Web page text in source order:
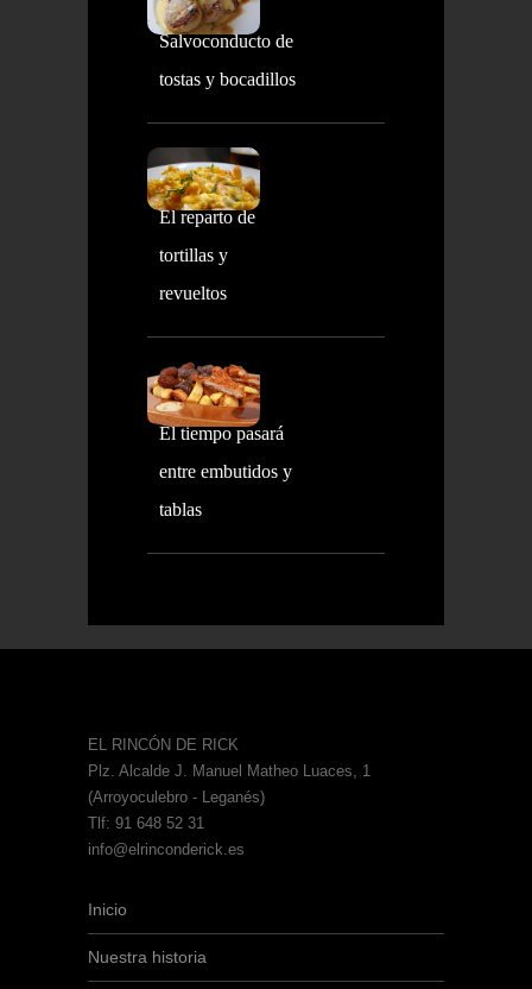
Salvoconducto de
tostas y bocadillos
El reparto de
tortillas y
revueltos
El tiempo pasará
entre embutidos y
tablas
EL RINCÓN DE RICK
Plz. Alcalde J. Manuel Matheo Luaces, 1
(Arroyoculebro - Leganés)
Tlf: 91 648 52 31
info@elrinconderick.es
Inicio
Nuestra historia